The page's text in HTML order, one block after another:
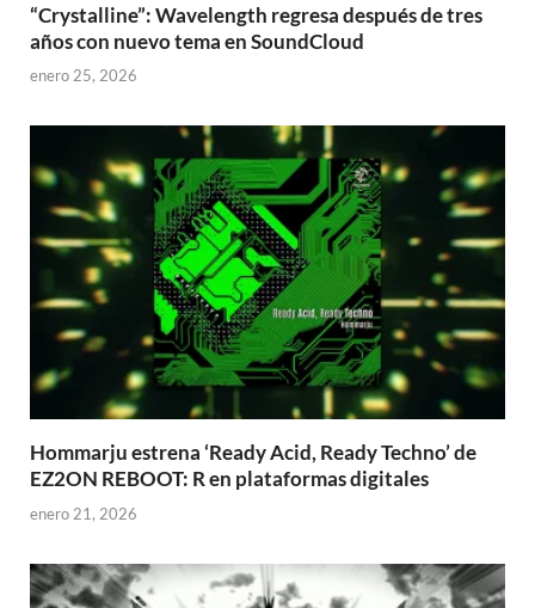
“Crystalline”: Wavelength regresa después de tres
años con nuevo tema en SoundCloud
enero 25, 2026
Hommarju estrena ‘Ready Acid, Ready Techno’ de
EZ2ON REBOOT: R en plataformas digitales
enero 21, 2026